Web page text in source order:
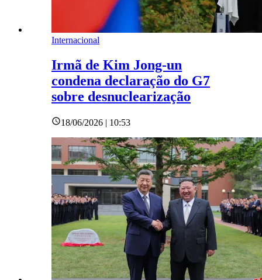
Internacional
Irmã de Kim Jong-un
condena declaração do G7
sobre desnuclearização
18/06/2026 | 10:53